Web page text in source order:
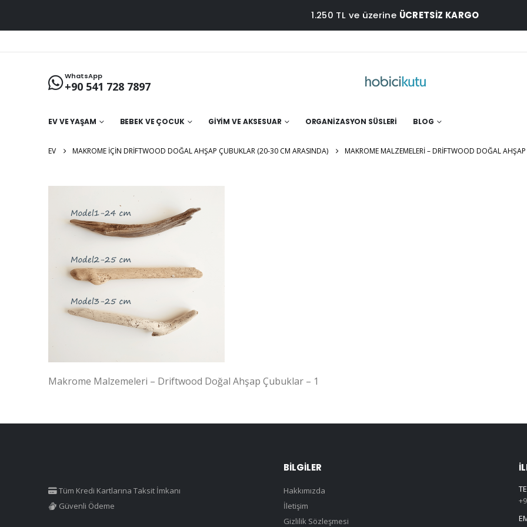
1.250 TL ve üzerine ÜCRETSİZ KARGO
WhatsApp
+90 541 728 7897
EV VE YAŞAM BEBEK VE ÇOCUK GIYIM VE AKSESUAR ORGANIZASYON SÜSLERI BLOG
EV MAKROME İÇIN DRIFTWOOD DOĞAL AHŞAP ÇUBUKLAR (20-30 CM ARASINDA) MAKROME MALZEMELERI – DRIFTWOOD DOĞAL
Makrome Malzemeleri – Driftwood Doğal Ahşap Çubuklar – 1
Tüm Kredi Kartlarına Taksit İmkanı
Güvenli Ödeme
BILGILER
Hakkımızda
İletişim
Gizlilik Sözleşmesi